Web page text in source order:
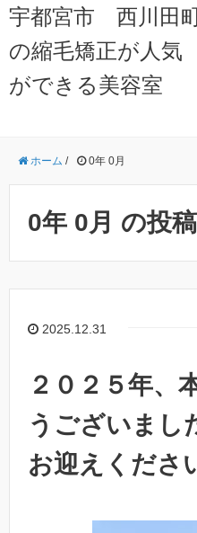
宇都宮市 西川田
の縮毛矯正が人
ができる美容室
ホーム / 0年 0月
0年 0月 の投
2025.12.31
２０２５年、
うございまし
お迎えくださ